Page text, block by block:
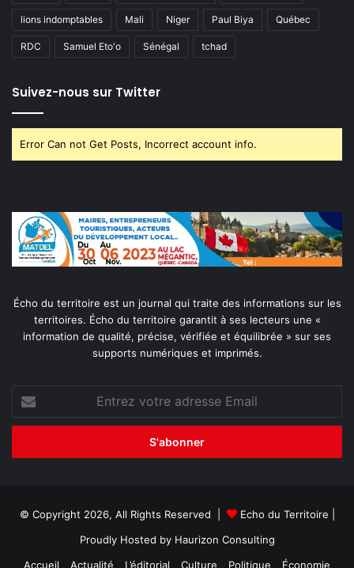
lions indomptables Mali Niger Paul Biya Québec
RDC Samuel Eto'o Sénégal tchad
Suivez-nous sur Twitter
Error Can not Get Posts, Incorrect account info.
Écho du territoire est un journal qui traite des informations sur les
territoires. Écho du territoire garantit à ses lecteurs une «
information de qualité, précise, vérifiée et équilibrée » sur ses
supports numériques et imprimés.
votre
adresse
© Copyright 2026, All Rights Reserved | Echo du Territoire
Proudly Hosted by Haurizon Consulting
Accueil
Actualité L’éditorial Culture Politique Économie